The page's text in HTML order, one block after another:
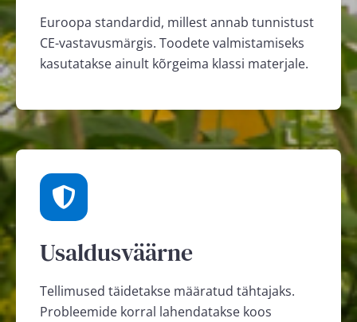
Euroopa standardid, millest annab tunnistust
CE-vastavusmärgis. Toodete valmistamiseks
kasutatakse ainult kõrgeima klassi materjale.
Usaldusväärne
Tellimused täidetakse määratud tähtajaks.
Probleemide korral lahendatakse koos